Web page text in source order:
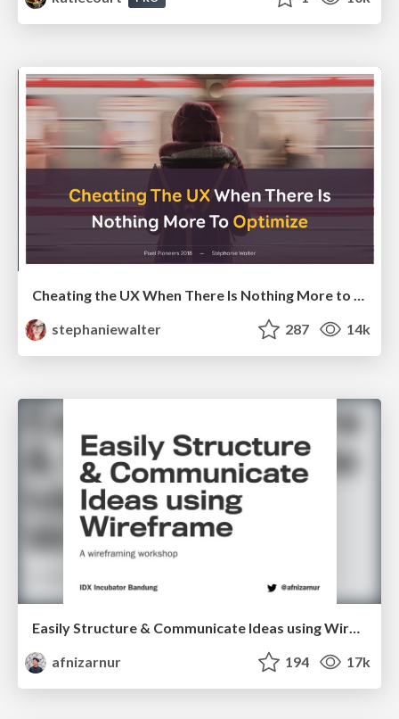
Cheating the UX When There Is Nothing More to Optimize - PixelPioneers
stephaniewalter
287 14k
afnizarnur
194 17k